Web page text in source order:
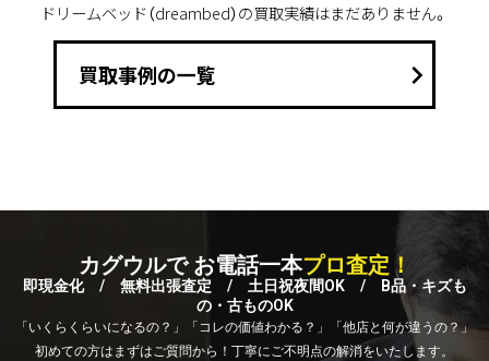
ドリームベッド（dreambed）の買取実績はまだありません。
買取事例の一覧 keyboard_arrow_right
カグウルで お電話一本プロ査定！
即現金化 / 無料出張査定 / 土日祝夜間OK / B品・キズも
の・古ものOK
「いくらくらいになるの？」「コレの価値わかる？」「他店と何が違うの？」
初めての方はまずはご質問から！丁寧にご不明点の解消をいたします。